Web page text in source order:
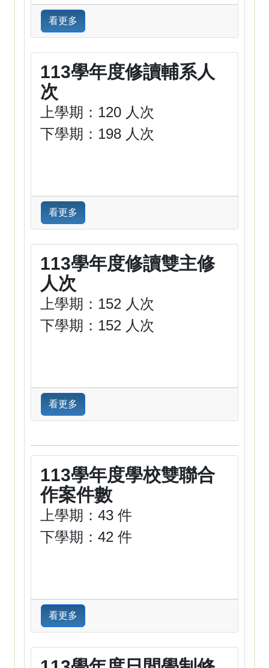
看更多
113學年度修讀輔系人
次
上學期：120 人次
下學期：198 人次
看更多
113學年度修讀雙主修
人次
上學期：152 人次
下學期：152 人次
看更多
113學年度學校雙聯合
作案件數
上學期：43 件
下學期：42 件
看更多